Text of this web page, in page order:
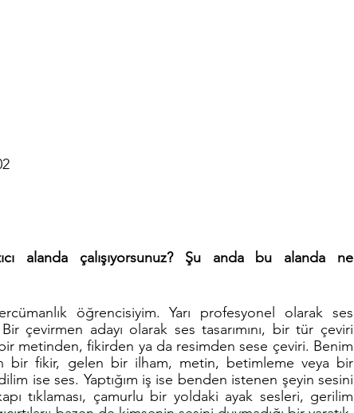
alanda çalışıyorsunuz? Şu anda bu alanda ne
öğrencisiyim. Yarı profesyonel olarak ses
çevirmen adayı olarak ses tasarımını, bir tür çeviri
metinden, fikirden ya da resimden sese çeviri. Benim
bir fikir, gelen bir ilham, metin, betimleme veya bir
ise ses. Yaptığım iş ise benden istenen şeyin sesini
tıklaması, çamurlu bir yoldaki ayak sesleri, gerilim